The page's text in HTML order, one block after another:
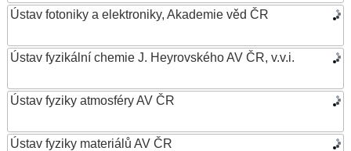
Ústav fotoniky a elektroniky, Akademie věd ČR
Ústav fyzikální chemie J. Heyrovského AV ČR, v.v.i.
Ústav fyziky atmosféry AV ČR
Ústav fyziky materiálů AV ČR